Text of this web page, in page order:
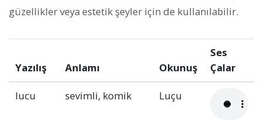
güzellikler veya estetik şeyler için de kullanılabilir.
Yazılış Anlamı Okunuş
Ses
Çalar
lucu sevimli, komik Luçu